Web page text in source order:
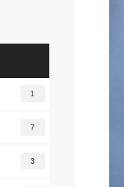
1
7
3